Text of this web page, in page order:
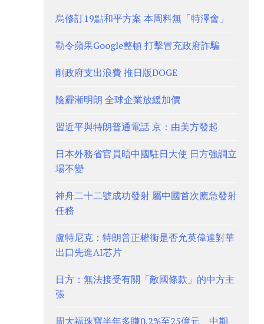
烏修訂19點和平方案 本周料無「特澤會」
勒令蘋果Google整頓 打擊冒充政府詐騙
削政府支出浪費 推日版DOGE
陰霾漸明朗 全球企業放緩加價
習近平與特朗普通電話 京：由美方發起
日本外務省官員晤中國駐日大使 日方強調立
場不變
神舟二十二號成功發射 屬中國首次應急發射
任務
盧特尼克：特朗普正權衡是否允英偉達對華
出口先進AI芯片
日方：無法接受有關「敵國條款」的中方主
張
周大福珠寶半年多賺0.2%至25億元、中期